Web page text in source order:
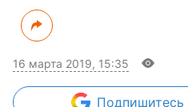
16 марта 2019, 15:35
Подпишитесь